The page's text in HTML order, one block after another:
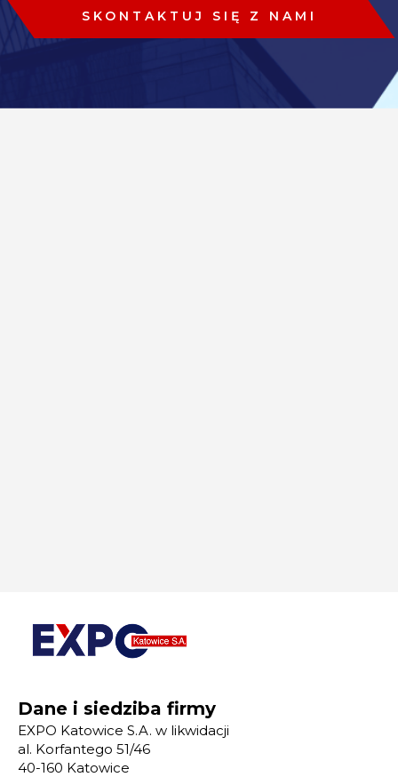
SKONTAKTUJ SIĘ Z NAMI
Dane i siedziba firmy
EXPO Katowice S.A. w likwidacji
al. Korfantego 51/46
40-160 Katowice